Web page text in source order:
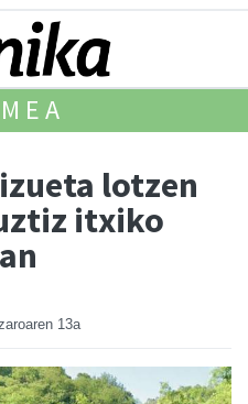
lotzen
itxiko
13a